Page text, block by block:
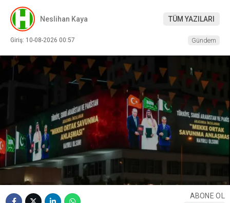
Neslihan Kaya TÜM YAZILARI
Giriş: 10-08-2026 00:57 Gündem
ABONE OL